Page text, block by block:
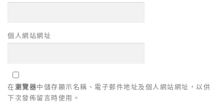
個人網站網址
在瀏覽器中儲存顯示名稱、電子郵件地址及個人網站網址，以供
下次發佈留言時使用。